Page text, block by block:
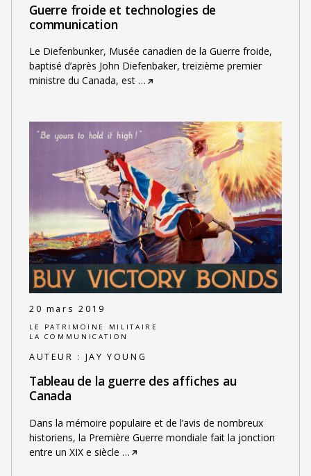
Guerre froide et technologies de
communication
Le Diefenbunker, Musée canadien de la Guerre froide,
baptisé d’après John Diefenbaker, treizième premier
ministre du Canada, est…
20 mars 2019
LE PATRIMOINE MILITAIRE
LA COMMUNICATION
AUTEUR : JAY YOUNG
Tableau de la guerre des affiches au
Canada
Dans la mémoire populaire et de l’avis de nombreux
historiens, la Première Guerre mondiale fait la jonction
entre un XIX e siècle …